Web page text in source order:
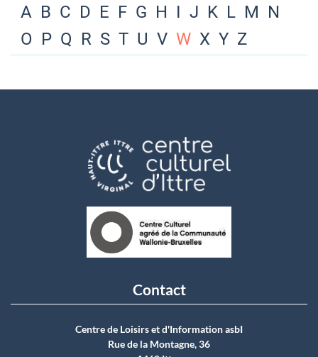
A B C D E F G H I J K L M N
O P Q R S T U V W X Y Z
Contact
Centre de Loisirs et d'Information asbI
Rue de la Montagne, 36